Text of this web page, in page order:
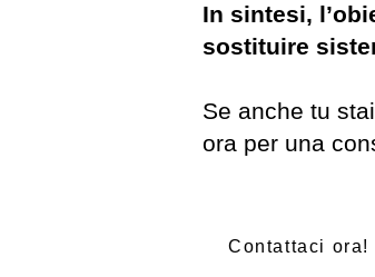
In sintesi,
sostituire
Se anche tu
ora per una
Contattaci ora!